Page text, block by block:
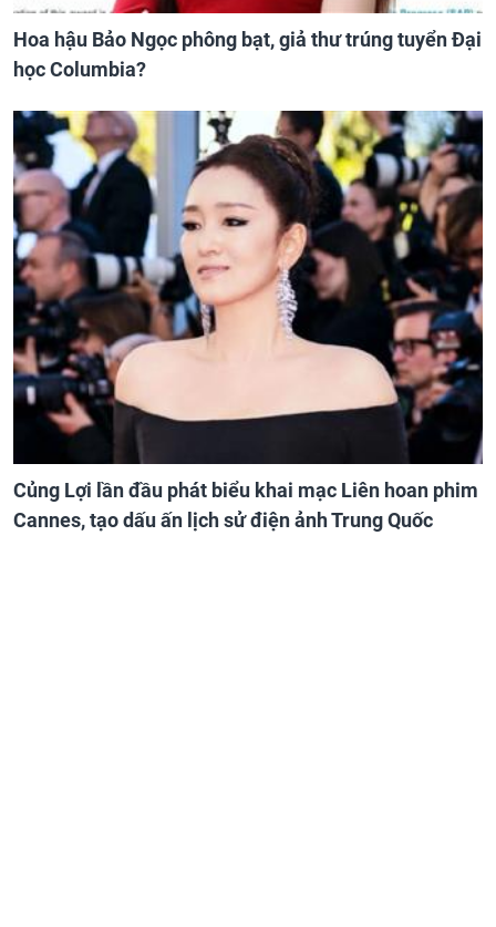
Hoa hậu Bảo Ngọc phông bạt, giả thư trúng tuyển Đại
học Columbia?
Củng Lợi lần đầu phát biểu khai mạc Liên hoan phim
Cannes, tạo dấu ấn lịch sử điện ảnh Trung Quốc